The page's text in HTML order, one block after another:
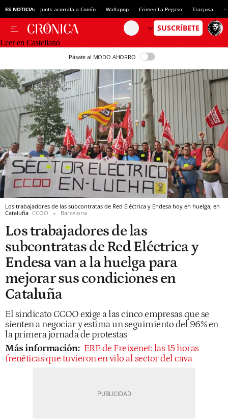
ES NOTICIA: Junts acorrala a Comín Wallapop Crimen La Pegaso Tracjusa
Leer en Castellano
Pásate al MODO AHORRO
Los trabajadores de las subcontratas de Red Eléctrica y Endesa hoy en huelga, en
Cataluña CCOO Barcelona
Los trabajadores de las
subcontratas de Red Eléctrica y
Endesa van a la huelga para
mejorar sus condiciones en
Cataluña
El sindicato CCOO exige a las cinco empresas que se
sienten a negociar y estima un seguimiento del 96% en
la primera jornada de protestas
Más información: ERE de Freixenet: las 15 horas
frenéticas que tuvieron en vilo al sector del cava